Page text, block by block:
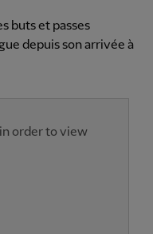
buts et passes
depuis son arrivée à
order to view